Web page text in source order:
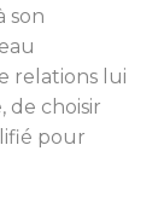
son
relations lui
de choisir
pour